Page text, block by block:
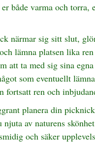
både varma och torra,
närmar sig sitt slut,
lämna platsen lika
att ta med sig sina
som eventuellt
fortsatt ren och
planera din
njuta av naturens
och säker